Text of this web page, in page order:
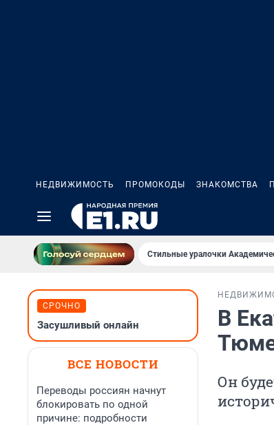
НЕДВИЖИМОСТЬ ПРОМОКОДЫ ЗНАКОМСТВА
Стильные уралочки
СРОЧНО
Засушливый онлайн
ВСЕ НОВОСТИ
Переводы россиян начнут
блокировать по одной
причине: подробности
В
Он